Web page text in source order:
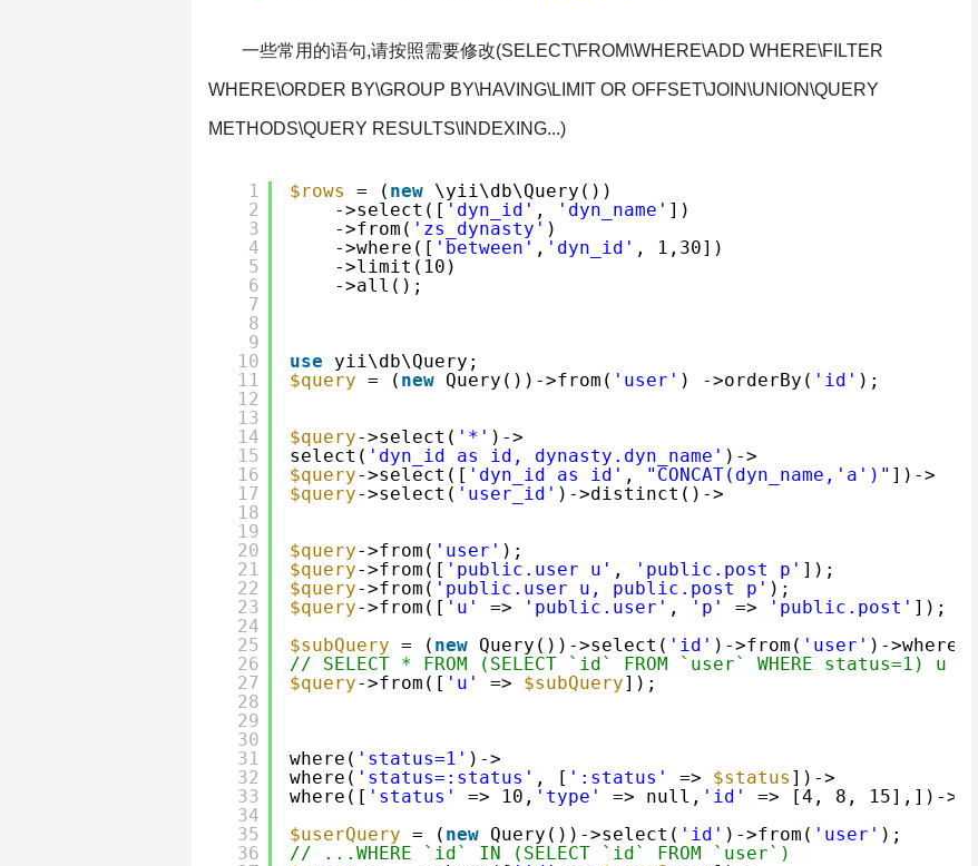
一些常用的语句,请按照需要修改(SELECT\FROM\WHERE\ADD WHERE\FILTER
WHERE\ORDER BY\GROUP BY\HAVING\LIMIT OR OFFSET\JOIN\UNION\QUERY
METHODS\QUERY RESULTS\INDEXING...)
1
2
3
4
5
6
7
8
9
10
11
12
13
14
15
16
17
18
19
20
21
22
23
24
25
26
27
28
29
30
31
32
33
34
35
36
$rows = ( new \yii\db\Query())
->select([ 'dyn_id' , 'dyn_name' ])
->from( 'zs_dynasty' )
->where([ 'between' , 'dyn_id' , 1,30])
->limit(10)
->all();
use
yii\db\Query;
$query = ( new Query())->from( 'user' ) ->orderBy( 'id' );
$query->select( '*' )->
select( 'dyn_id as id, dynasty.dyn_name' )->
$query->select([ 'dyn_id as id' , "CONCAT(dyn_name,'a')" ])->
$query->select( 'user_id' )->distinct()->
$query->from( 'user' );
$query->from([ 'public.user u' , 'public.post p' ]);
$query->from( 'public.user u, public.post p' );
$query->from([ 'u' => 'public.user' , 'p' => 'public.post' ]);
$subQuery = ( new Query())->select( 'id' )->from( 'user' )->where(
// SELECT * FROM (SELECT `id` FROM `user` WHERE status=1) u
$query->from([ 'u' => $subQuery]);
where( 'status=1' )->
where( 'status=:status' , [ ':status' => $status ])->
where([ 'status' => 10, 'type' => null, 'id'
=> [4, 8, 15],])->
$userQuery = ( new Query())->select( 'id' )->from( 'user' );
// ...WHERE `id` IN (SELECT `id` FROM `user`)